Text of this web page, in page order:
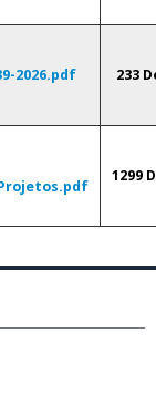
2026.pdf 233
1299